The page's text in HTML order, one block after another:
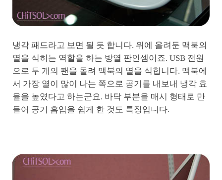
냉각 패드라고 보면 될 듯 합니다. 위에 올려둔 맥북의
열을 식히는 역할을 하는 방열 판인셈이죠. USB 전원
으로 두 개의 팬을 돌려 맥북의 열을 식힙니다. 맥북에
서 가장 열이 많이 나는 쪽으로 공기를 내보내 냉각 효
율을 높였다고 하는군요. 바닥 부분을 매시 형태로 만
들어 공기 흡입을 쉽게 한 것도 특징입니다.